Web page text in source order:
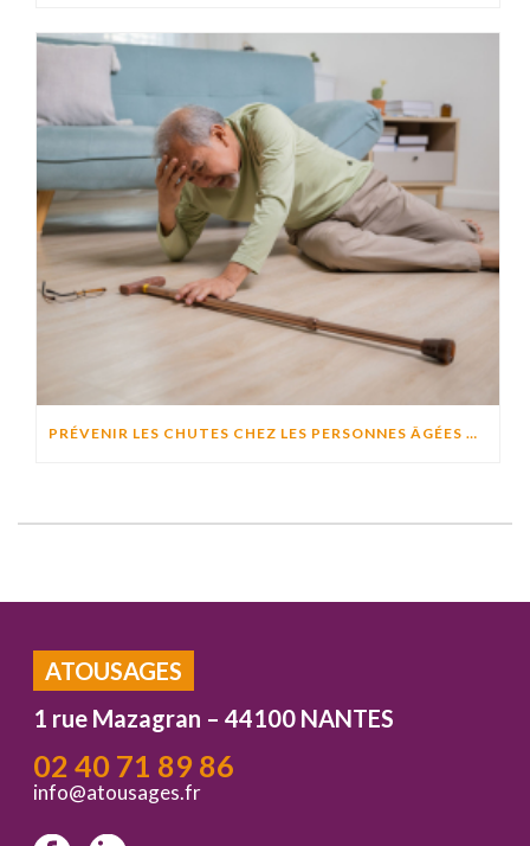
PRÉVENIR LES CHUTES CHEZ LES PERSONNES ÂGÉES À DOMICILE : CAUSES, RISQUES ET SOLUTIONS EFFICACES
ATOUSAGES
1 rue Mazagran – 44100 NANTES
02 40 71 89 86
info@atousages.fr